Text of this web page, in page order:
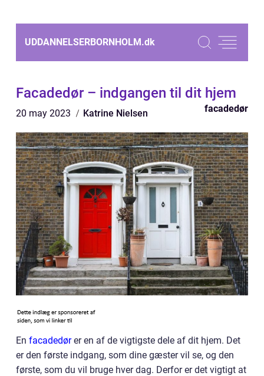
UDDANNELSERBORNHOLM.dk
Facadedør – indgangen til dit hjem
20 may 2023 Katrine Nielsen facadedør
En facadedører en af de vigtigste dele af dit hjem. Det
er den første indgang, som dine gæster vil se, og den
første, som du vil bruge hver dag. Derfor er det vigtigt at